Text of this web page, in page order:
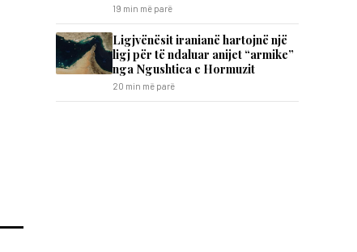
19 min më parë
Ligjvënësit iranianë hartojnë një
ligj për të ndaluar anijet “armike”
nga Ngushtica e Hormuzit
20 min më parë